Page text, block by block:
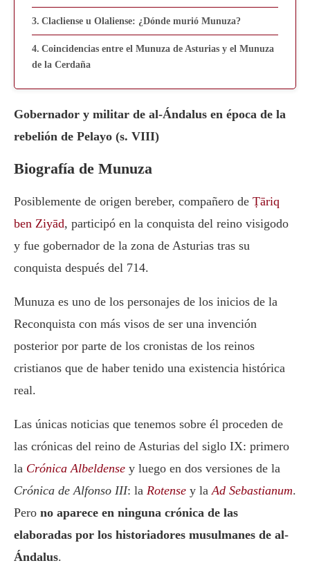
Clacliense u Olaliense: ¿Dónde murió Munuza?
Coincidencias entre el Munuza de Asturias y el Munuza
de la Cerdaña
Gobernador y militar de al-Ándalus en época de la
rebelión de Pelayo (s. VIII)
Biografía de Munuza
Posiblemente de origen bereber, compañero de Ṭāriq
ben Ziyād, participó en la conquista del reino visigodo
y fue gobernador de la zona de Asturias tras su
conquista después del 714.
Munuza es uno de los personajes de los inicios de la
Reconquista con más visos de ser una invención
posterior por parte de los cronistas de los reinos
cristianos que de haber tenido una existencia histórica
real.
Las únicas noticias que tenemos sobre él proceden de
las crónicas del reino de Asturias del siglo IX: primero
la Crónica Albeldense y luego en dos versiones de la
Crónica de Alfonso III: la Rotense y laAd Sebastianum.
Pero no aparece en ninguna crónica de las
elaboradas por los historiadores musulmanes de al-
Ándalus.